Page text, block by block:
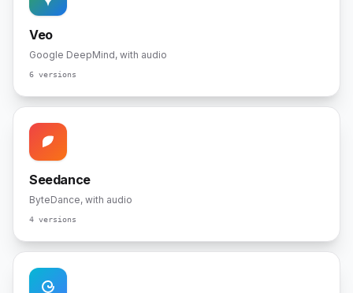
Veo
Google DeepMind, with audio
6 versions
Seedance
ByteDance, with audio
4 versions